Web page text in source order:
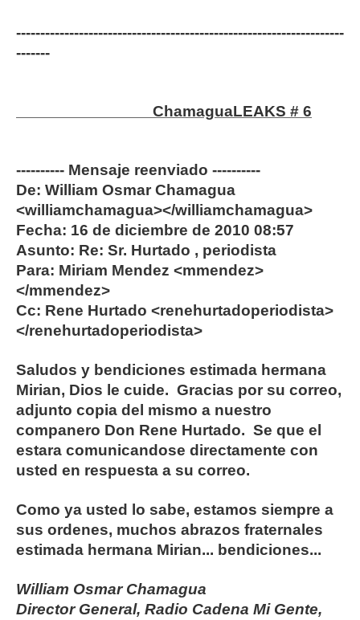
--------------------------------------------------------------------
-------
ChamaguaLEAKS # 6
---------- Mensaje reenviado ----------
De: William Osmar Chamagua
<williamchamagua></williamchamagua>
Fecha: 16 de diciembre de 2010 08:57
Asunto: Re: Sr. Hurtado , periodista
Para: Miriam Mendez <mmendez>
</mmendez>
Cc: Rene Hurtado <renehurtadoperiodista>
</renehurtadoperiodista>
Saludos y bendiciones estimada hermana
Mirian, Dios le cuide. Gracias por su correo,
adjunto copia del mismo a nuestro
companero Don Rene Hurtado. Se que el
estara comunicandose directamente con
usted en respuesta a su correo.
Como ya usted lo sabe, estamos siempre a
sus ordenes, muchos abrazos fraternales
estimada hermana Mirian... bendiciones...
William Osmar Chamagua
Director General, Radio Cadena Mi Gente,